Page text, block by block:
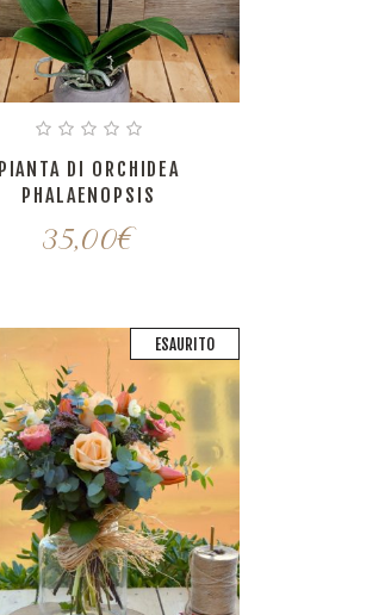
PIANTA DI ORCHIDEA
PHALAENOPSIS
35,00€
ESAURITO